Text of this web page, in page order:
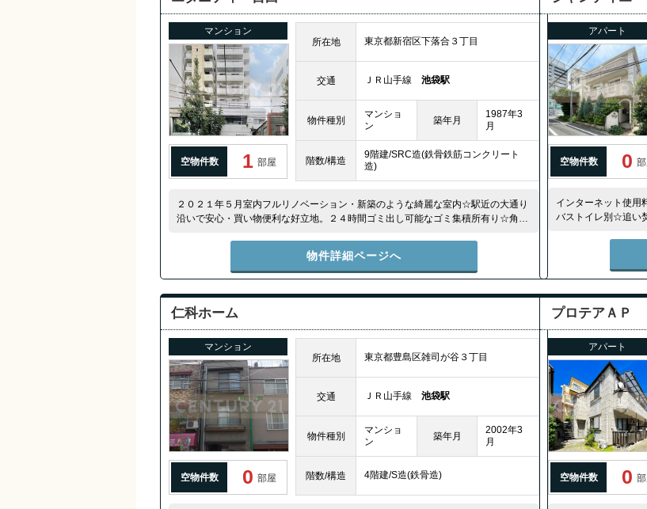
マンション
空物件数 1 部屋
所在地 東京都新宿区下落合３丁目
交通 ＪＲ山手線 池袋駅
物件種別
マンショ
ン
築年月
1987年3
月
階数/構造
9階建/SRC造(鉄骨鉄筋コンクリート
造)
２０２１年５月室内フルリノベーション・新築のような綺麗な室内☆駅近の大通り
沿いで安心・買い物便利な好立地。２４時間ゴミ出し可能なゴミ集積所有り☆角部
物件詳細ページへ
アパート
空物件数 0
インターネット使
バストイレ別☆追い
仁科ホーム
マンション
空物件数 0 部屋
所在地 東京都豊島区雑司が谷３丁目
交通 ＪＲ山手線 池袋駅
物件種別
マンショ
ン
築年月
2002年3
月
階数/構造 4階建/S造(鉄骨造)
プロテアＡＰ
アパート
空物件数 0